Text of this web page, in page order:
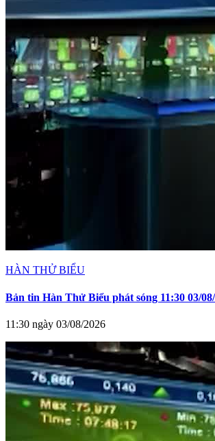
HÀN THỬ BIỂU
Bản tin Hàn Thử Biểu phát sóng 11:30 03/
11:30 ngày 03/08/2026